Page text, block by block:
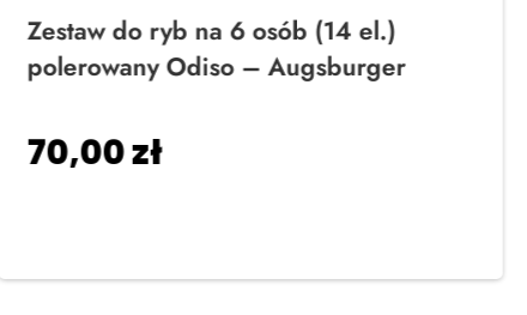
Zestaw do ryb na 6 osób (14 el.)
polerowany Odiso – Augsburger
70,00zł